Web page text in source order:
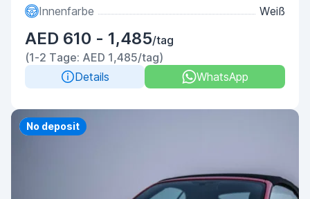
Innenfarbe
Weiß
AED 610 - 1,485/tag
(1-2 Tage: AED 1,485/tag)
Details
WhatsApp
Priority
No deposit